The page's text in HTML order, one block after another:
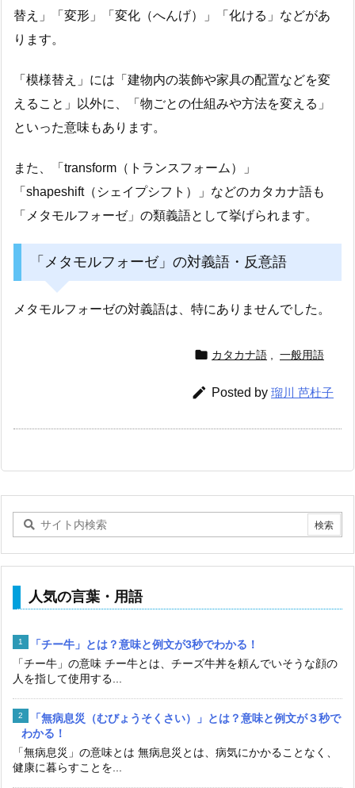
替え」「変形」「変化（へんげ）」「化ける」などがあ
ります。
「模様替え」には「建物内の装飾や家具の配置などを変
えること」以外に、「物ごとの仕組みや方法を変える」
といった意味もあります。
また、「transform（トランスフォーム）」
「shapeshift（シェイプシフト）」などのカタカナ語も
「メタモルフォーゼ」の類義語として挙げられます。
「メタモルフォーゼ」の対義語・反意語
メタモルフォーゼの対義語は、特にありませんでした。
 カタカナ語 一般用語
 Posted by 瑠川 芭杜子
人気の言葉・用語
「チー牛」とは？意味と例文が3秒でわかる！
「チー牛」の意味 チー牛とは、チーズ牛丼を頼んでいそうな顔の
人を指して使用する...
「無病息災（むびょうそくさい）」とは？意味と例文が３秒で
わかる！
「無病息災」の意味とは 無病息災とは、病気にかかることなく、
健康に暮らすことを...